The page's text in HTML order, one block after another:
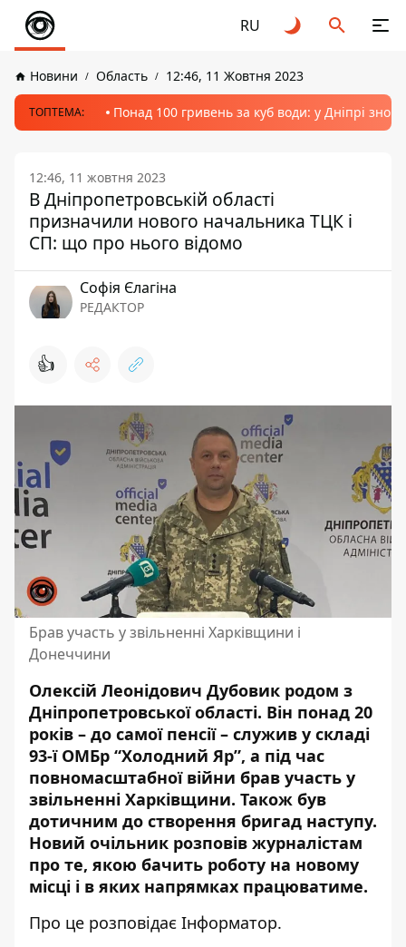
RU
Новини Область 12:46, 11 Жовтня 2023
ТОПТЕМА: Понад 100 гривень за куб води: у Дніпрі
12:46, 11 жовтня 2023
В Дніпропетровській області
призначили нового начальника ТЦК і
СП: що про нього відомо
Софія Єлагіна
РЕДАКТОР
👍
Брав участь у звільненні Харківщини і
Донеччини
Олексій Леонідович Дубовик родом з
Дніпропетровської області. Він понад 20
років – до самої пенсії – служив у складі
93-ї ОМБр “Холодний Яр”, а під час
повномасштабної війни брав участь у
звільненні Харківщини. Також був
дотичним до створення бригад наступу.
Новий очільник розповів журналістам
про те, якою бачить роботу на новому
місці і в яких напрямках працюватиме.
Про це розповідає Інформатор.